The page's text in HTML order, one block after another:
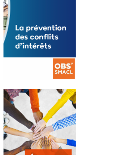
La
prévention
des conflits
d’intérêts
18 septembre 2023
FEUILLETER